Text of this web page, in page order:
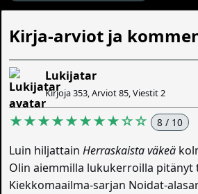
Kirja-arviot ja
Lukijatar
Kirjoja 353, Arviot 85, Viestit 2
★★★★★★★★☆☆ 8 / 10
Luin hiljattainHerraskaista väkeä
Olin aiemmilla lukukerroilla pitänyt
Kiekkomaailma-sarjan Noidat-